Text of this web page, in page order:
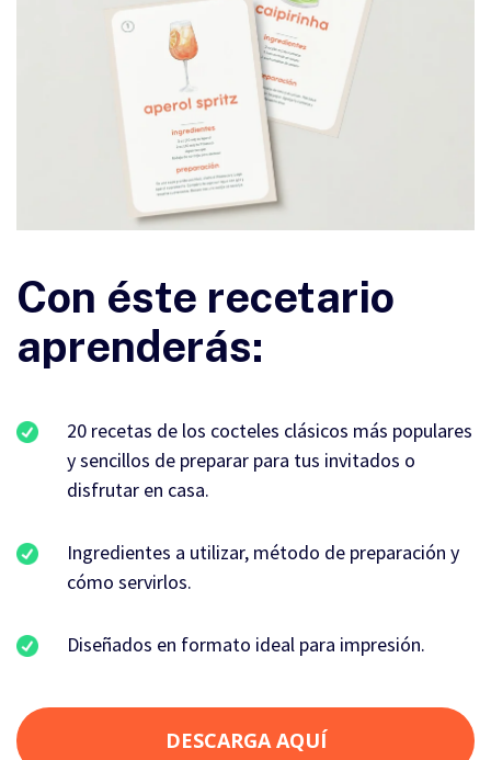
Con éste recetario
aprenderás:
20 recetas de los cocteles clásicos más populares
y sencillos de preparar para tus invitados o
disfrutar en casa.
Ingredientes a utilizar, método de preparación y
cómo servirlos.
Diseñados en formato ideal para impresión.
DESCARGA AQUÍ